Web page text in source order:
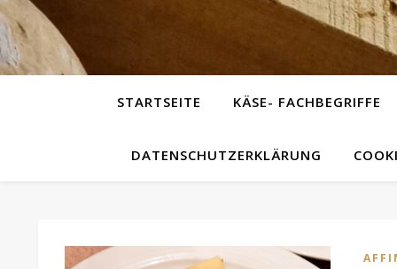
STARTSEITE KÄSE- FACHBEGRIFFE
DATENSCHUTZERKLÄRUNG